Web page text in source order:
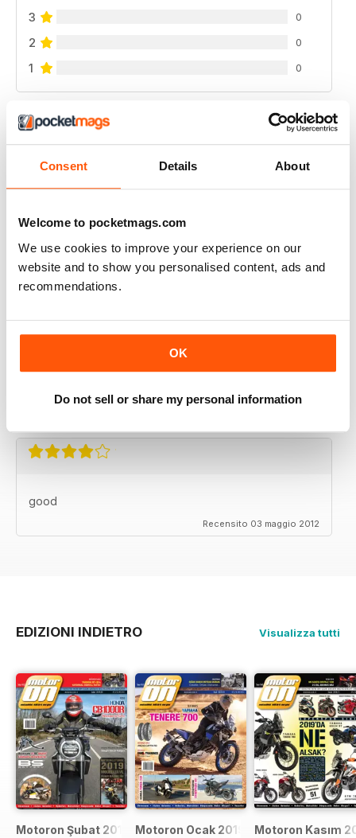
Consent Details About
Welcome to pocketmags.com
We use cookies to improve your experience on our
website and to show you personalised content, ads and
recommendations.
OK
Do not sell or share my personal information
3 0
2 0
1 0
VISUALIZZA LE RECENSIONI
sport in Russia, Russian perspectives.
good
Recensito 03 maggio 2012
EDIZIONI INDIETRO Visualizza tutti
Motoron Şubat 2019 Motoron Ocak 2019 Motoron Kasım